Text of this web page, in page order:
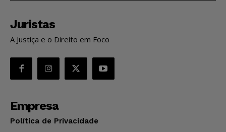
Juristas
A Justiça e o Direito em Foco
Empresa
Política de Privacidade